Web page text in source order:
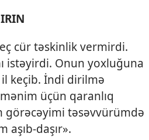
cür təskinlik vermirdi.
istəyirdi. Onun yoxluğuna
keçib. İndi dirilmə
üçün qaranlıq
görəcəyimi təsəvvürümdə
aşıb-daşır».